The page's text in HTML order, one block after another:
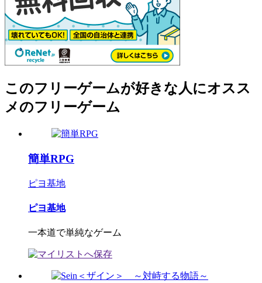
このフリーゲームが好きな人にオスス
メのフリーゲーム
簡単RPG
ピヨ基地
ピヨ基地
一本道で単純なゲーム